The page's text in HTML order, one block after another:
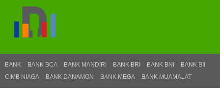
BANK BANK BCA BANK MANDIRI BANK BRI BANK BNI
BANK BII
CIMB NIAGA
BANK DANAMON BANK MEGA BANK MUAMALAT